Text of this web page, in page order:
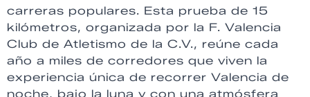
carreras populares. Esta prueba de 15
kilómetros, organizada por la F. Valencia
Club de Atletismo de la C.V., reúne cada
año a miles de corredores que viven la
experiencia única de recorrer Valencia de
noche, bajo la luna y con una atmósfera